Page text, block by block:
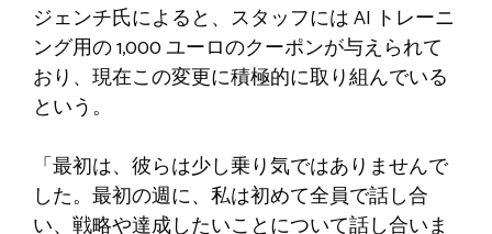
ジェンチ氏によると、スタッフには AI トレーニ
ング用の 1,000 ユーロのクーポンが与えられて
おり、現在この変更に積極的に取り組んでいる
という。
「最初は、彼らは少し乗り気ではありませんで
した。最初の週に、私は初めて全員で話し合
い、戦略や達成したいことについて話し合いま